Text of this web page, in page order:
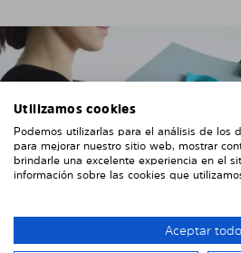
Utilizamos cookies
Podemos utilizarlas para el análisis de los
para mejorar nuestro sitio web, mostrar
brindarle una excelente experiencia en el
información sobre las cookies que
Aceptar todo